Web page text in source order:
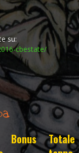
su:
cbestate/
Bonus
Totale